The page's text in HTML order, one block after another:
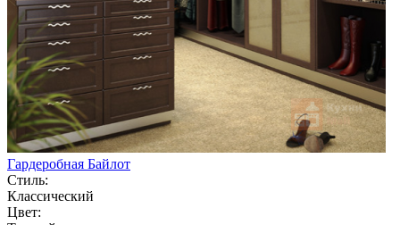
Гардеробная Байлот
Стиль:
Классический
Цвет: